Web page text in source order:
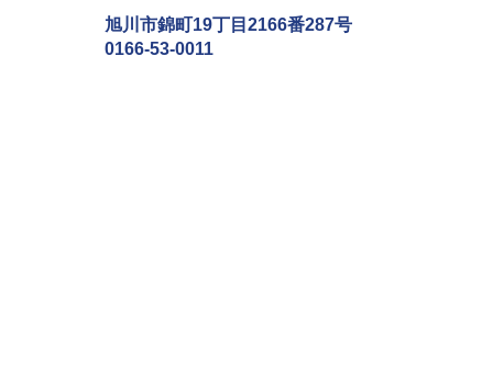
旭川市錦町19丁目2166番287号
0166-53-0011